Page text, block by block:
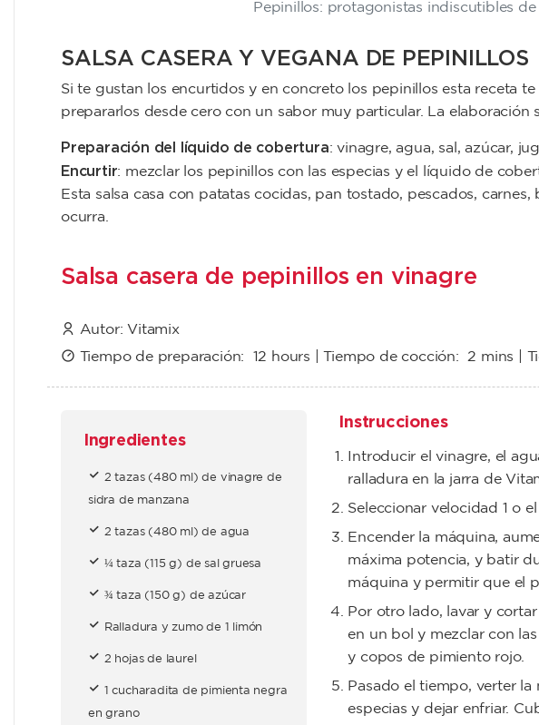
Pepinillos: protagonistas indiscutibles de
SALSA CASERA Y VEGANA DE PEPINILLOS
Si te gustan los encurtidos y en concreto los pepinillos esta receta
prepararlos desde cero con un sabor muy particular. La elaboración
Preparación del líquido de cobertura: vinagre, agua, sal, azúcar,
Encurtir: mezclar los pepinillos con las especias y el líquido de
Esta salsa casa con patatas cocidas, pan tostado, pescados,
ocurra.
Salsa casera de pepinillos en vinagre
Autor: Vitamix
Tiempo de preparación: 12 hours | Tiempo de cocción:2 mins |
Ingredientes
2 tazas (480 ml) de vinagre de
sidra de manzana
2 tazas (480 ml) de agua
¼ taza (115 g) de sal gruesa
¾ taza (150 g) de azúcar
Ralladura y zumo de 1 limón
2 hojas de laurel
1 cucharadita de pimienta negra
en grano
Instrucciones
Introducir el vinagre, el
ralladura en la jarra de
Seleccionar velocidad 1 o
Encender la máquina,
máxima potencia, y batir
máquina y permitir que el
Por otro lado, lavar y
en un bol y mezclar con
y copos de pimiento rojo.
Pasado el tiempo, verter la
especias y dejar enfriar.